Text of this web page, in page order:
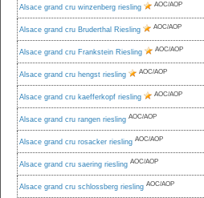
Alsace grand cru winzenberg riesling AOC/AOP
Alsace grand cru Bruderthal Riesling AOC/AOP
Alsace grand cru Frankstein Riesling AOC/AOP
Alsace grand cru hengst riesling AOC/AOP
Alsace grand cru kaefferkopf riesling AOC/AOP
Alsace grand cru rangen riesling AOC/AOP
Alsace grand cru rosacker riesling AOC/AOP
Alsace grand cru saering riesling AOC/AOP
Alsace grand cru schlossberg riesling AOC/AOP